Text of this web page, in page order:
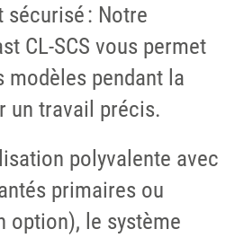
: Notre
CL-SCS vous permet
modèles pendant la
un travail précis.
polyvalente avec
primaires ou
option), le système